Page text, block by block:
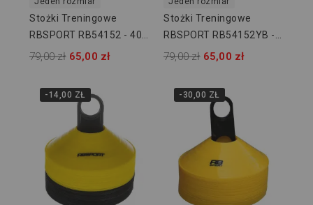
Stożki Treningowe
RBSPORT RB54152 - 40
Szt
79,00 zł 65,00 zł
Stożki Treningowe
RBSPORT RB54152YB -
40 Szt
79,00 zł 65,00 zł
-14,00 ZŁ -30,00 ZŁ